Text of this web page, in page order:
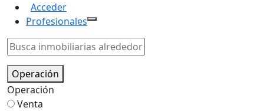
Acceder
Profesionales
Operación
Operación
Venta